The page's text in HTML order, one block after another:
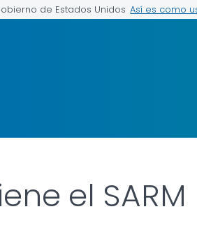
de Estados Unidos Así es como
el SARM